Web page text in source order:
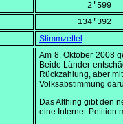
          2'599
        134'392
Stimmzettel
Am 8. Oktober 2008
Beide Länder
Rückzahlung, aber
Volksabstimmung
Das Althing gibt den
eine Internet-Petition